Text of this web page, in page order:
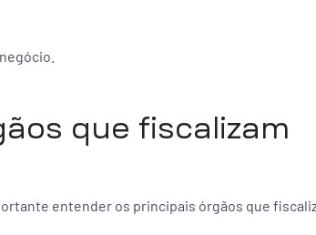
que fiscalizam
entender os principais órgãos que